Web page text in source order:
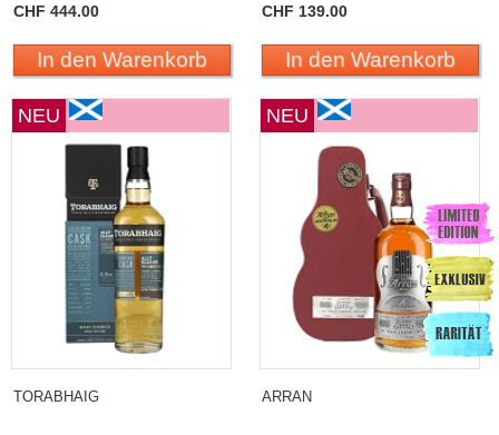
CHF 444.00
In den Warenkorb
CHF 139.00
In den Warenkorb
NEU
TORABHAIG
NEU
ARRAN